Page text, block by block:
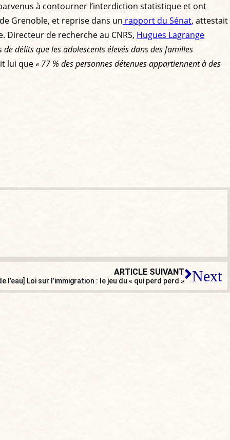
à contourner l’interdiction statistique et ont
Grenoble, et reprise dans un rapport du Sénat, attestait
de recherche au CNRS, Hugues Lagrange
délits que les adolescents élevés dans des familles
lui que« 77 % des personnes détenues appartiennent à des
ARTICLE SUIVANT
l’eau] Loi sur l’immigration : le jeu du « qui perd perd » Next